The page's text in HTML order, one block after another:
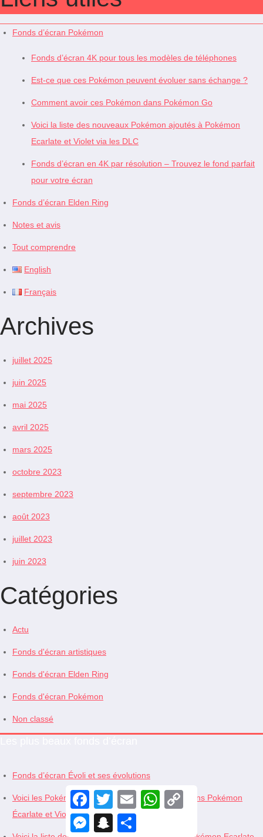
Fonds d’écran Pokémon
Fonds d’écran 4K pour tous les modèles de téléphones
Est-ce que ces Pokémon peuvent évoluer sans échange ?
Comment avoir ces Pokémon dans Pokémon Go
Voici la liste des nouveaux Pokémon ajoutés à Pokémon
Ecarlate et Violet via les DLC
Fonds d’écran en 4K par résolution – Trouvez le fond parfait
pour votre écran
Fonds d’écran Elden Ring
Notes et avis
Tout comprendre
English
Français
Archives
juillet 2025
juin 2025
mai 2025
avril 2025
mars 2025
octobre 2023
septembre 2023
août 2023
juillet 2023
juin 2023
Catégories
Actu
Fonds d'écran artistiques
Fonds d'écran Elden Ring
Fonds d'écran Pokémon
Non classé
Fonds d’écran Évoli et ses évolutions
Voici les Pokémon que vous pouvez transférer dans Pokémon
Écarlate et Violet
F
T
E
W
M
S